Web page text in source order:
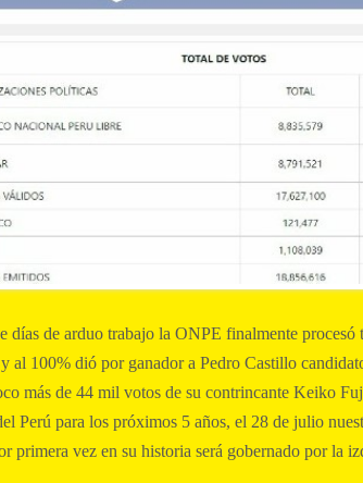
días de arduo trabajo la ONPE finalmente procesó
al 100% dió por ganador a Pedro Castillo
más de 44 mil votos de su contrincante Keiko
Perú para los próximos 5 años, el 28 de julio
primera vez en su historia será gobernado por la